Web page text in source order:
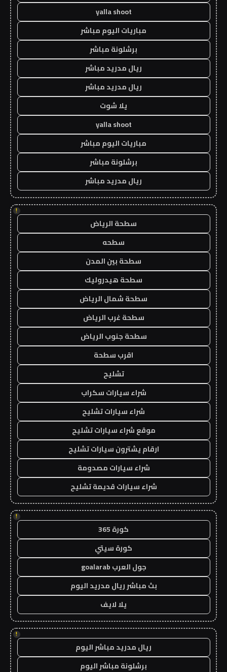
yalla shoot
مباريات اليوم مباشر
برشلونة مباشر
ريال مدريد مباشر
ريال مدريد مباشر
يلا شوت
yalla shoot
مباريات اليوم مباشر
برشلونة مباشر
ريال مدريد مباشر
!
سطحة الرياض
سطحه
سطحة بين المدن
سطحة هيدروليك
سطحة شمال الرياض
سطحة غرب الرياض
سطحة جنوب الرياض
اقرب سطحة
تشليح
شراء سيارات سكراب
شراء سيارات تشليح
موقع شراء سيارات تشليح
ارقام يشترون سيارات تشليح
شراء سيارات مصدومة
شراء سيارات قديمة تشليح
!
كورة 365
كورة سيتي
جول العرب goalarab
بث مباشر ريال مدريد اليوم
يلا لايف
!
ريال مدريد مباشر اليوم
برشلونة مباشر اليوم